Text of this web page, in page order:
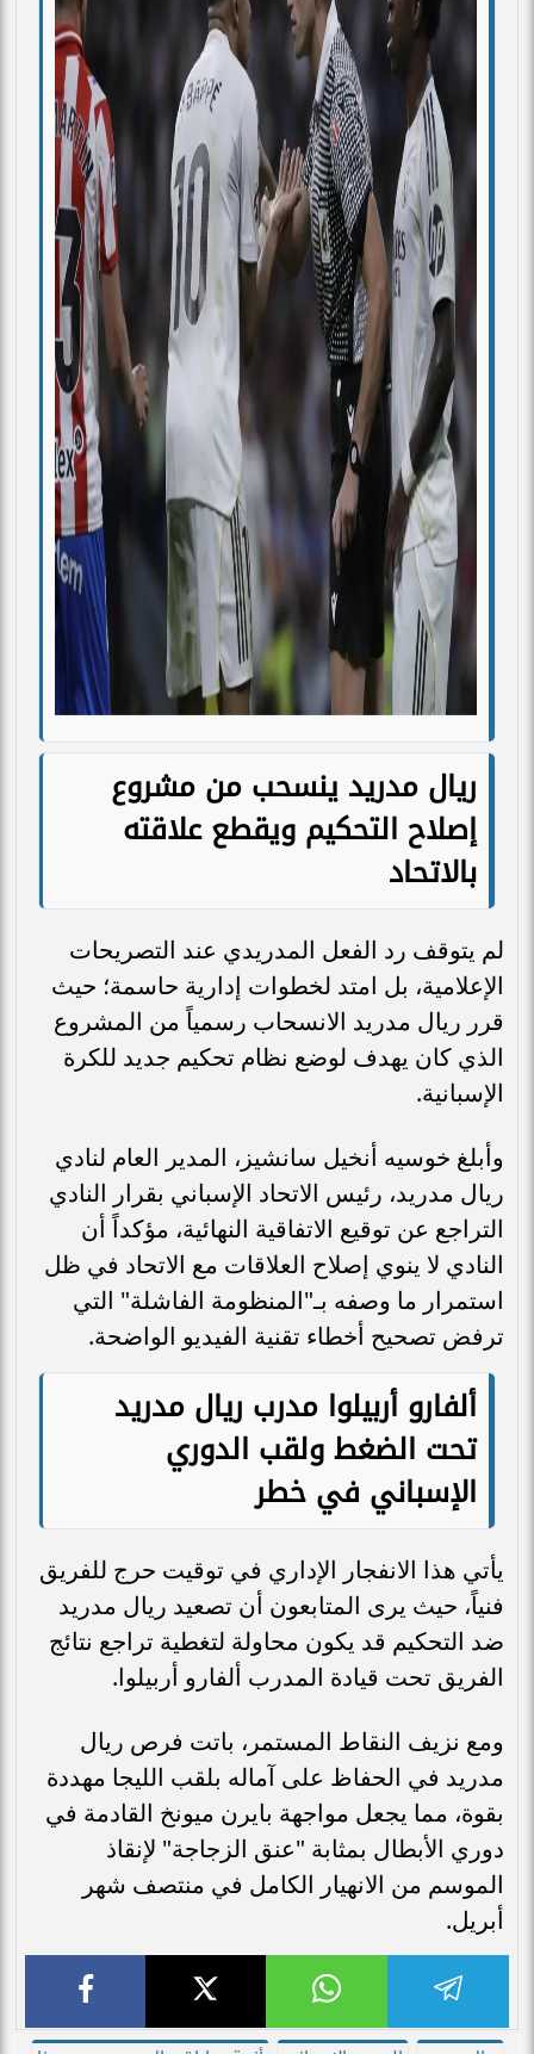
ريال مدريد ينسحب من مشروع
إصلاح التحكيم ويقطع علاقته
بالاتحاد
لم يتوقف رد الفعل المدريدي عند التصريحات
الإعلامية، بل امتد لخطوات إدارية حاسمة؛ حيث
قرر ريال مدريد الانسحاب رسمياً من المشروع
الذي كان يهدف لوضع نظام تحكيم جديد للكرة
الإسبانية.
وأبلغ خوسيه أنخيل سانشيز، المدير العام لنادي
ريال مدريد، رئيس الاتحاد الإسباني بقرار النادي
التراجع عن توقيع الاتفاقية النهائية، مؤكداً أن
النادي لا ينوي إصلاح العلاقات مع الاتحاد في ظل
استمرار ما وصفه بـ"المنظومة الفاشلة" التي
ترفض تصحيح أخطاء تقنية الفيديو الواضحة.
ألفارو أربيلوا مدرب ريال مدريد
تحت الضغط ولقب الدوري
الإسباني في خطر
يأتي هذا الانفجار الإداري في توقيت حرج للفريق
فنياً، حيث يرى المتابعون أن تصعيد ريال مدريد
ضد التحكيم قد يكون محاولة لتغطية تراجع نتائج
الفريق تحت قيادة المدرب ألفارو أربيلوا.
ومع نزيف النقاط المستمر، باتت فرص ريال
مدريد في الحفاظ على آماله بلقب الليجا مهددة
بقوة، مما يجعل مواجهة بايرن ميونخ القادمة في
دوري الأبطال بمثابة "عنق الزجاجة" لإنقاذ
الموسم من الانهيار الكامل في منتصف شهر
أبريل.